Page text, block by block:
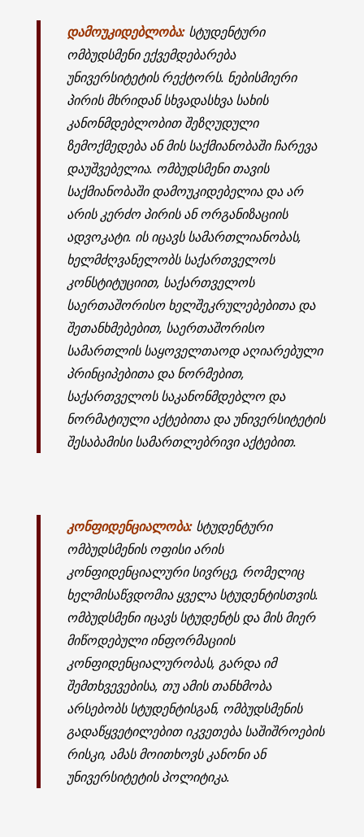
დამოუკიდებლობა: სტუდენტური
ომბუდსმენი ექვემდებარება
უნივერსიტეტის რექტორს. ნებისმიერი
პირის მხრიდან სხვადასხვა სახის
კანონმდებლობით შეზღუდული
ზემოქმედება ან მის საქმიანობაში ჩარევა
დაუშვებელია. ომბუდსმენი თავის
საქმიანობაში დამოუკიდებელია და არ
არის კერძო პირის ან ორგანიზაციის
ადვოკატი. ის იცავს სამართლიანობას,
ხელმძღვანელობს საქართველოს
კონსტიტუციით, საქართველოს
საერთაშორისო ხელშეკრულებებითა და
შეთანხმებებით, საერთაშორისო
სამართლის საყოველთაოდ აღიარებული
პრინციპებითა და ნორმებით,
საქართველოს საკანონმდებლო და
ნორმატიული აქტებითა და უნივერსიტეტის
შესაბამისი სამართლებრივი აქტებით.
კონფიდენციალობა: სტუდენტური
ომბუდსმენის ოფისი არის
კონფიდენციალური სივრცე, რომელიც
ხელმისაწვდომია ყველა სტუდენტისთვის.
ომბუდსმენი იცავს სტუდენტს და მის მიერ
მიწოდებული ინფორმაციის
კონფიდენციალურობას, გარდა იმ
შემთხვევებისა, თუ ამის თანხმობა
არსებობს სტუდენტისგან, ომბუდსმენის
გადაწყვეტილებით იკვეთება საშიშროების
რისკი, ამას მოითხოვს კანონი ან
უნივერსიტეტის პოლიტიკა.